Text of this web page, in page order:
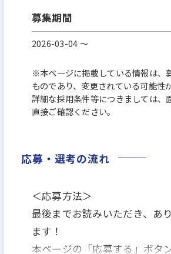
募集期間
2026-03-04 〜
※本ページに掲載している情報は、
ものであり、変更されている可能性
詳細な採用条件等につきましては、
直接ご確認ください。
応募・選考の流れ
＜応募方法＞
最後までお読みいただき、あ
ます！
本ページの「応募する」ボタ